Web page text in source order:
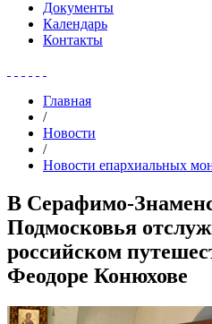
Документы
Календарь
Контакты
Главная
/
Новости
/
Новости епархиальных
В Серафимо-
Подмосковья
российском
Феодоре Конюхове